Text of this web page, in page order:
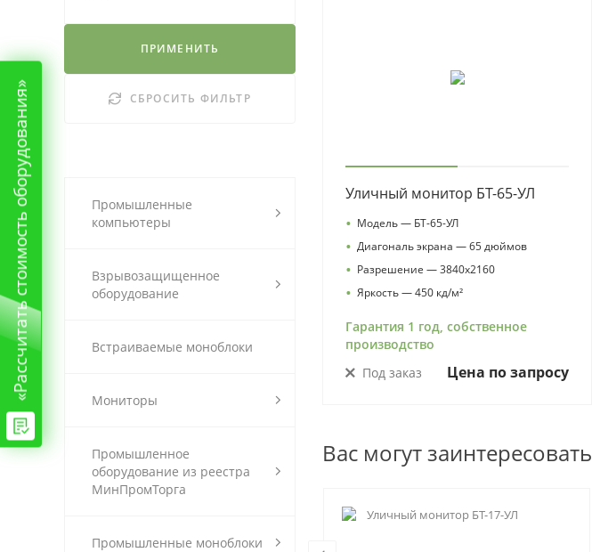
ПРИМЕНИТЬ
СБРОСИТЬ ФИЛЬТР
Промышленные
компьютеры
Взрывозащищенное
оборудование
Встраиваемые моноблоки
Мониторы
Промышленное
оборудование из реестра
МинПромТорга
Промышленные моноблоки
Уличный монитор БТ-65-УЛ
• Модель — БТ-65-УЛ
• Диагональ экрана — 65 дюймов
• Разрешение — 3840х2160
• Яркость — 450 кд/м²
Гарантия 1 год, собственное
производство
Под заказ
Цена по запросу
Вас могут заинтересовать
Уличный монитор БТ-17-УЛ
«Рассчитать стоимость оборудования»